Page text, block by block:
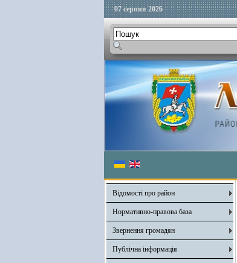
07 серпня 2026
Відомості про район
Нормативно-правова база
Звернення громадян
Публічна інформація